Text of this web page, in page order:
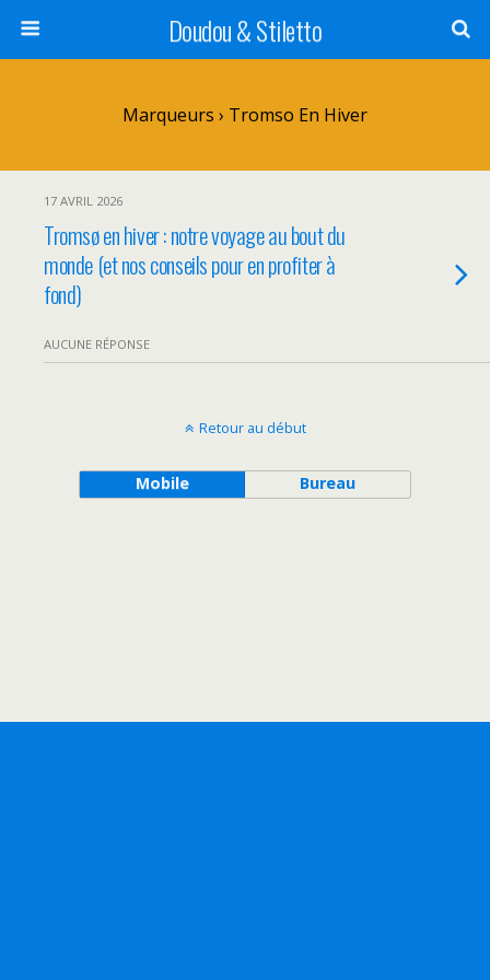
Doudou & Stiletto
Marqueurs › Tromso En Hiver
17 AVRIL 2026
Tromsø en hiver : notre voyage au bout du
monde (et nos conseils pour en profiter à
fond)
AUCUNE RÉPONSE
Retour au début
Mobile Bureau